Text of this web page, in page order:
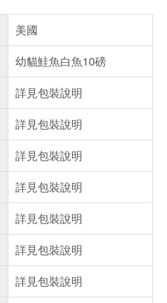
美國
幼貓鮭魚白魚10磅
詳見包裝說明
詳見包裝說明
詳見包裝說明
詳見包裝說明
詳見包裝說明
詳見包裝說明
詳見包裝說明